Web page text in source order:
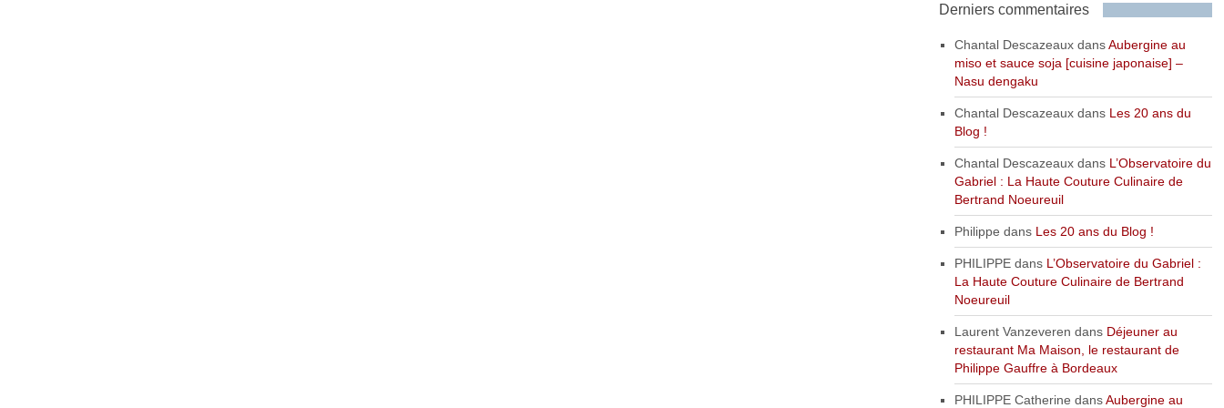
Derniers commentaires
Chantal DescazeauxdansAubergine au
miso et sauce soja [cuisine japonaise] –
Nasu dengaku
Chantal Descazeauxdans Les 20 ans du
Blog !
Chantal Descazeauxdans L’Observatoire du
Gabriel : La Haute Couture Culinaire de
Bertrand Noeureuil
Philippe dans Les 20 ans du Blog !
PHILIPPEdans L’Observatoire du Gabriel :
La Haute Couture Culinaire de Bertrand
Noeureuil
Laurent Vanzeveren dans Déjeuner au
restaurant Ma Maison, le restaurant de
Philippe Gauffre à Bordeaux
PHILIPPE Catherine dansAubergine au